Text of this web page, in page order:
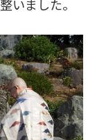
いました。